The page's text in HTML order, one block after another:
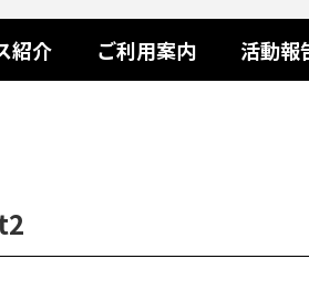
紹介 ご利用案内 活動報